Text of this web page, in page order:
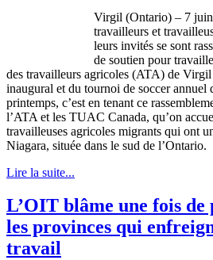
Virgil (Ontario) – 7 juin
travailleurs et
leurs invités se sont
de soutien pour
des travailleurs agricoles (ATA) de Virgil
inaugural et du tournoi de soccer annuel
printemps, c’est en tenant ce
l’ATA et les TUAC Canada, qu’on
travailleuses agricoles migrants qui ont
Niagara, située dans le sud de l’Ontario.
Lire la suite...
L’OIT blâme une fois
les provinces qui
travail